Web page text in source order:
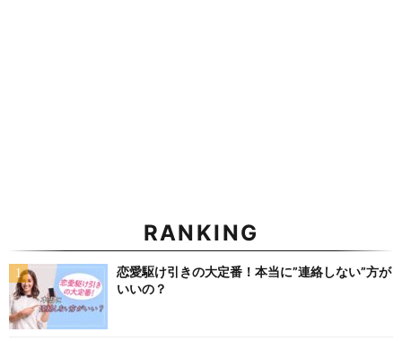
RANKING
恋愛駆け引きの大定番！本当に”連絡しない”方が
いいの？